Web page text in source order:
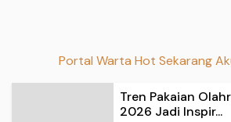
Portal Warta Hot Sekarang
Tren Pakaian
2026 Jadi Inspir...